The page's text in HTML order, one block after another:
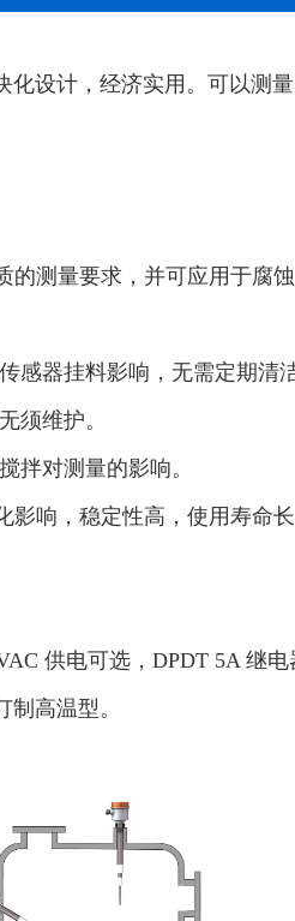
设计，经济实用。可以测
的测量要求，并可应用于腐
器挂料影响，无需定期清
须维护。
拌对测量的影响。
响，稳定性高，使用寿命长
供电可选，DPDT 5A 继
高温型。